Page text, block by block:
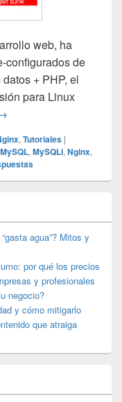
web, ha
configurados de
+ PHP, el
para Linux
instalar LEMPP
, Tutoriales |
MySQL, MySQLi, Nginx,
agua”? Mitos y
por qué los precios
y profesionales
negocio?
y cómo mitigarlo
que atraiga